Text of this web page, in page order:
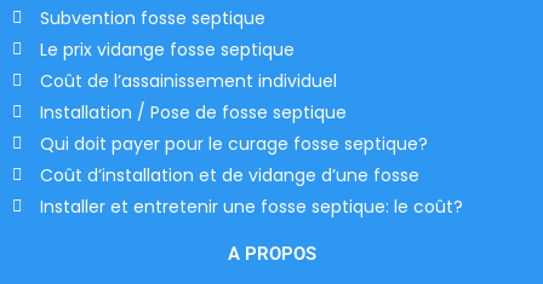
Subvention fosse septique
Le prix vidange fosse septique
Coût de l’assainissement individuel
Installation / Pose de fosse septique
Qui doit payer pour le curage fosse septique?
Coût d’installation et de vidange d’une fosse
Installer et entretenir une fosse septique: le coût?
A PROPOS